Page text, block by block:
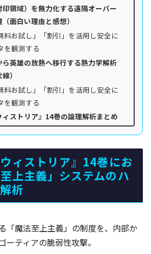
領域）を無力化する遠隔オーバー
面白い理由と感想）
料お試し」「割引」を活用し安全に
を観測する
英雄の放熱へ移行する熱力学解析
）
料お試し」「割引」を活用し安全に
を観測する
ィストリア』14巻の論理解析まとめ
ウィストリア』14巻にお
上主義」システムのハ
析
「魔法至上主義」の制度を、内部か
ーティアの脆弱性攻撃。